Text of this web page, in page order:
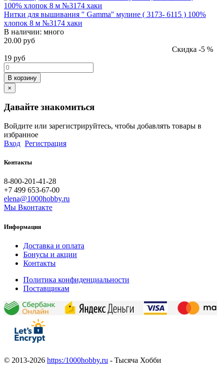
Нитки для вышивания " Gamma" мулине ( 3173- 6115 ) 100%
хлопок 8 м №3174 хаки
В наличии: много
20.00 руб
Скидка -5 %
19 руб
В корзину
×
Давайте знакомиться
Войдите или зарегистрируйтесь, чтобы добавлять товары в
избранное
Вход Регистрация
Контакты
8-800-201-41-28
+7 499 653-67-00
elena@1000hobby.ru
Мы Вконтакте
Информация
Доставка и оплата
Бонусы и акции
Контакты
Политика конфиденциальности
Поставщикам
© 2013-2026 https:/1000hobby.ru - Тысяча Хобби